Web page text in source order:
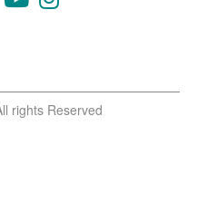
rights Reserved